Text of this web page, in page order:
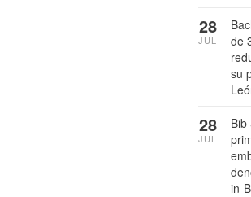
de
su
28
JUL
Bib
in-
28
JUL